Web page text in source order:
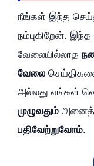
நீங்கள் இந்த
நம்புகிறேன்.
வேலையில்லாத
வேலை
அல்லது எங்கள்
முழுவதும்
பதிவேற்றுவோம்.